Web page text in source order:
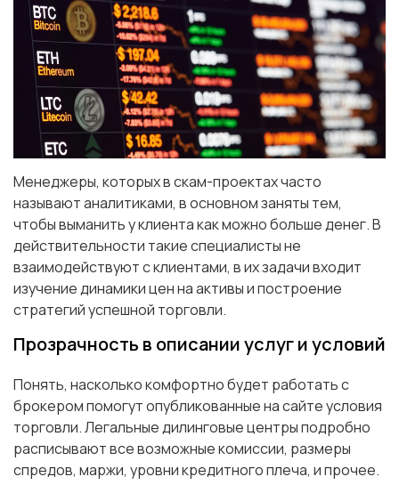
Менеджеры, которых в скам-проектах часто
называют аналитиками, в основном заняты тем,
чтобы выманить у клиента как можно больше денег. В
действительности такие специалисты не
взаимодействуют с клиентами, в их задачи входит
изучение динамики цен на активы и построение
стратегий успешной торговли.
Прозрачность в описании услуг и условий
Понять, насколько комфортно будет работать с
брокером помогут опубликованные на сайте условия
торговли. Легальные дилинговые центры подробно
расписывают все возможные комиссии, размеры
спредов, маржи, уровни кредитного плеча, и прочее.